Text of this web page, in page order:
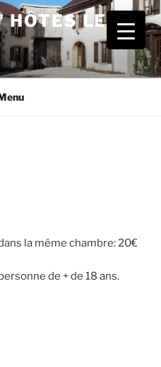
HÔTES LES
la même chambre: 20€
de + de 18 ans.